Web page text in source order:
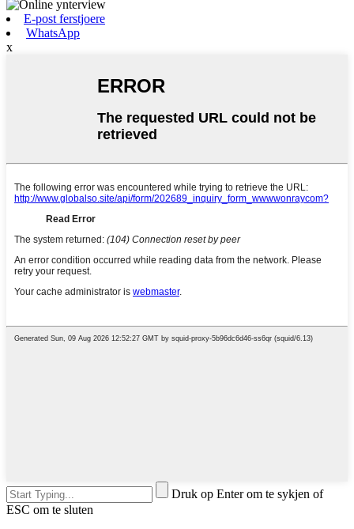
E-post ferstjoere
WhatsApp
x
Druk op Enter om te sykjen of
ESC om te sluten